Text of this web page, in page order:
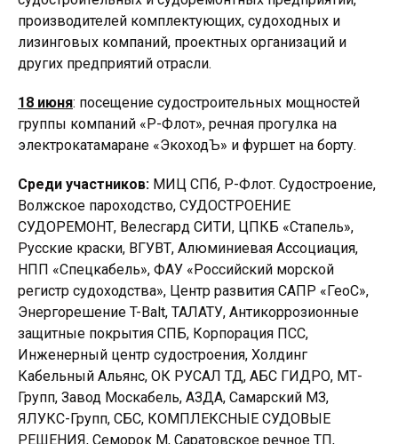
производителей комплектующих, судоходных и
лизинговых компаний, проектных организаций и
других предприятий отрасли.
18 июня: посещение судостроительных мощностей
группы компаний «Р-Флот», речная прогулка на
электрокатамаране «ЭкоходЪ» и фуршет на борту.
Среди участников: МИЦ СПб, Р-Флот. Судостроение,
Волжское пароходство, СУДОСТРОЕНИЕ
СУДОРЕМОНТ, Велесгард СИТИ, ЦПКБ «Стапель»,
Русские краски, ВГУВТ, Алюминиевая Ассоциация,
НПП «Спецкабель», ФАУ «Российский морской
регистр судоходства», Центр развития САПР «ГеоС»,
Энергорешение T-Balt, ТАЛАТУ, Антикоррозионные
защитные покрытия СПБ, Корпорация ПСС,
Инженерный центр судостроения, Холдинг
Кабельный Альянс, ОК РУСАЛ ТД, АБС ГИДРО, МТ-
Групп, Завод Москабель, АЗДА, Самарский МЗ,
ЯЛУКС-Групп, СБС, КОМПЛЕКСНЫЕ СУДОВЫЕ
РЕШЕНИЯ, Семорок М, Саратовское речное ТП,